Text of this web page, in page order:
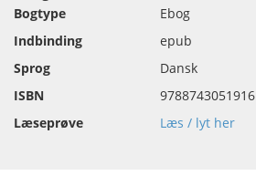
Bogtype
Ebog
Indbinding
epub
Sprog
Dansk
ISBN
9788743051916
Læseprøve
Læs / lyt her